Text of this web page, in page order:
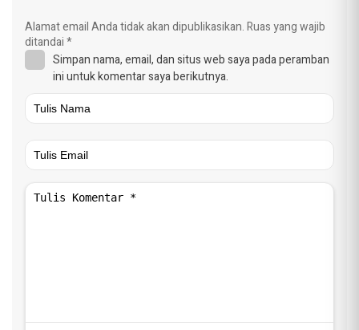
Alamat email Anda tidak akan dipublikasikan.Ruas yang wajib
ditandai*
Simpan nama, email, dan situs web saya pada peramban
ini untuk komentar saya berikutnya.